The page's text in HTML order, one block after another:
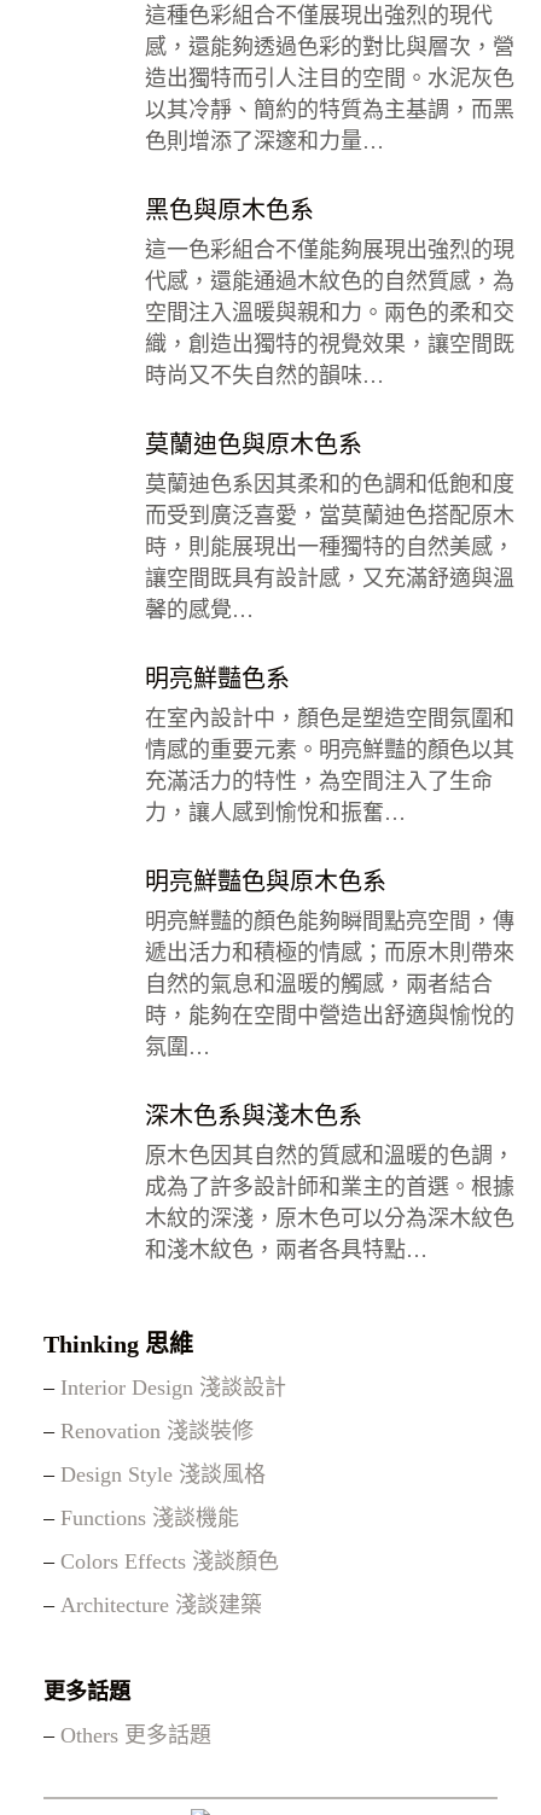
這種色彩組合不僅展現出強烈的現代
感，還能夠透過色彩的對比與層次，營
造出獨特而引人注目的空間。水泥灰色
以其冷靜、簡約的特質為主基調，而黑
色則增添了深邃和力量…
黑色與原木色系
這一色彩組合不僅能夠展現出強烈的現
代感，還能通過木紋色的自然質感，為
空間注入溫暖與親和力。兩色的柔和交
織，創造出獨特的視覺效果，讓空間既
時尚又不失自然的韻味…
莫蘭迪色與原木色系
莫蘭迪色系因其柔和的色調和低飽和度
而受到廣泛喜愛，當莫蘭迪色搭配原木
時，則能展現出一種獨特的自然美感，
讓空間既具有設計感，又充滿舒適與溫
馨的感覺…
明亮鮮豔色系
在室內設計中，顏色是塑造空間氛圍和
情感的重要元素。明亮鮮豔的顏色以其
充滿活力的特性，為空間注入了生命
力，讓人感到愉悅和振奮…
明亮鮮豔色與原木色系
明亮鮮豔的顏色能夠瞬間點亮空間，傳
遞出活力和積極的情感；而原木則帶來
自然的氣息和溫暖的觸感，兩者結合
時，能夠在空間中營造出舒適與愉悅的
氛圍…
深木色系與淺木色系
原木色因其自然的質感和溫暖的色調，
成為了許多設計師和業主的首選。根據
木紋的深淺，原木色可以分為深木紋色
和淺木紋色，兩者各具特點…
Thinking 思維
– Interior Design 淺談設計
– Renovation 淺談裝修
– Design Style 淺談風格
– Functions 淺談機能
– Colors Effects 淺談顏色
– Architecture 淺談建築
更多話題
– Others 更多話題